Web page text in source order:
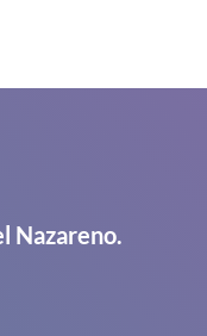
Nazareno.